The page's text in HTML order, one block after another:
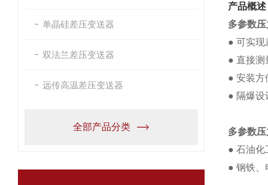
单晶硅差压变送器
双法兰差压变送器
远传高温差压变送器
全部产品分类
产品概述
多参数
● 可实现
● 直接测
● 安装方
● 隔爆设
多参数
● 石油化
● 钢铁、